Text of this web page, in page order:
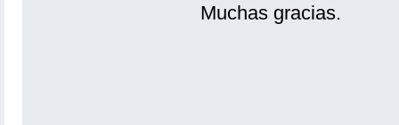
Muchas gracias.